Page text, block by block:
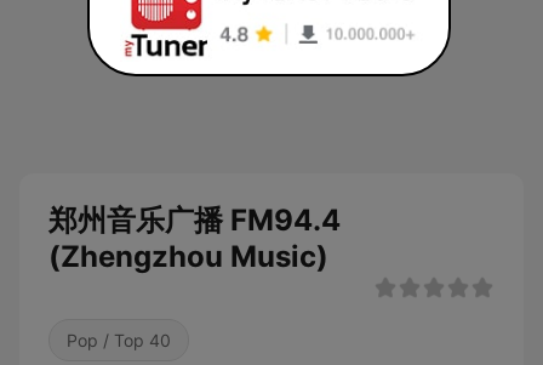
郑州音乐广播 FM94.4
(Zhengzhou Music)
Pop / Top 40